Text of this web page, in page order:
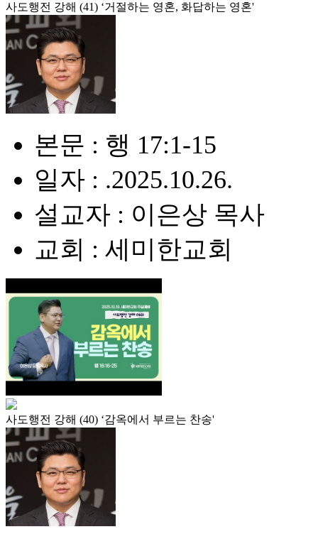
사도행전 강해 (41) ‘거절하는 영혼, 화답하는 영혼'
본문 : 행 17:1-15
일자 : .2025.10.26.
설교자 : 이은상 목사
교회 : 세미한교회
사도행전 강해 (40) ‘감옥에서 부르는 찬송'